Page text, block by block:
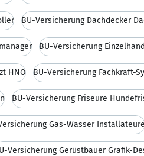
BU-Versicherung Dachdecker
BU-Versicherung
HNO BU-Versicherung Fachkraft-
BU-Versicherung Friseure
Gas-Wasser
Versicherung Gerüstbauer Grafik-